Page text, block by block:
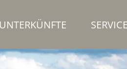
SERVICE